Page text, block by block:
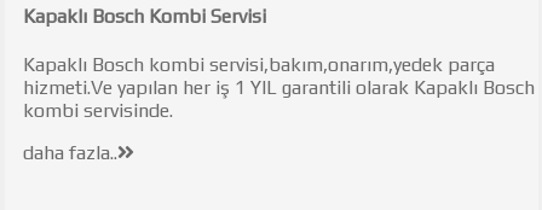
Kapaklı Bosch Kombi Servisi
Kapaklı Bosch kombi servisi,bakım,onarım,yedek parça
hizmeti.Ve yapılan her iş 1 YIL garantili olarak Kapaklı Bosch
kombi servisinde.
daha fazla..